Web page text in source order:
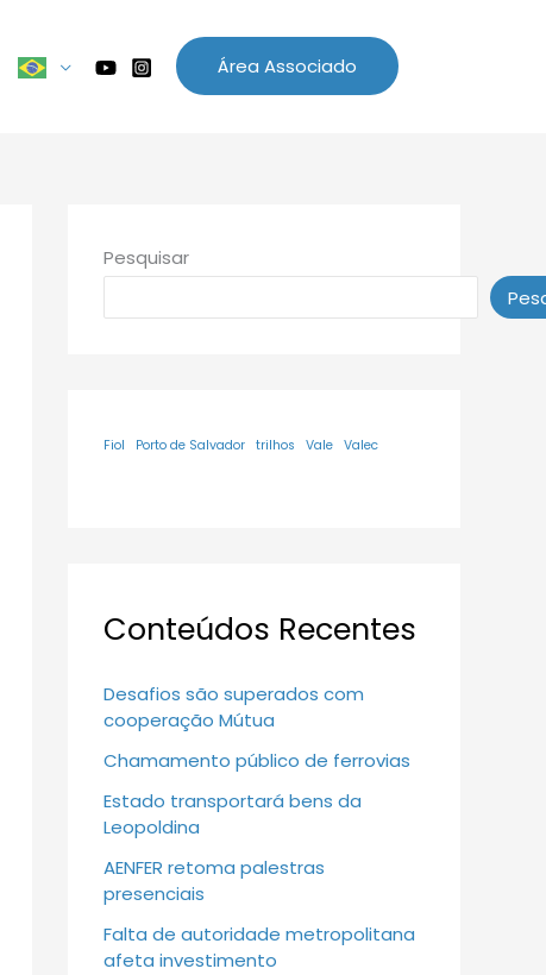
Área Associado
Pesquisar
Fiol Porto de Salvador trilhos Vale Valec
Conteúdos Recentes
Desafios são superados com
cooperação Mútua
Chamamento público de ferrovias
Estado transportará bens da
Leopoldina
AENFER retoma palestras
presenciais
Falta de autoridade metropolitana
afeta investimento